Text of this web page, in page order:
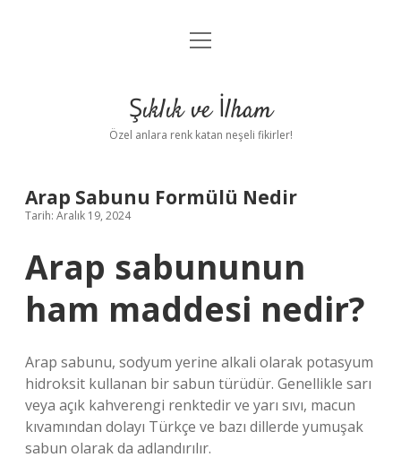
Anasayfa
Yasal Uyarı
menüyü
Şıklık ve İlham
Özel anlara renk katan neşeli fikirler!
Arap Sabunu Formülü Nedir
Tarih: Aralık 19, 2024
Arap sabununun
ham maddesi nedir?
Arap sabunu, sodyum yerine alkali olarak potasyum
hidroksit kullanan bir sabun türüdür. Genellikle sarı
veya açık kahverengi renktedir ve yarı sıvı, macun
kıvamından dolayı Türkçe ve bazı dillerde yumuşak
sabun olarak da adlandırılır.